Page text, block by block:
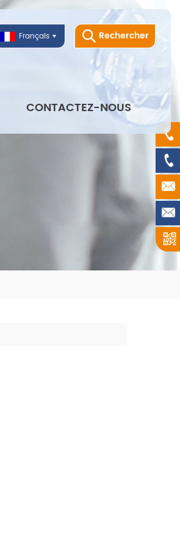
Rechercher
Français
CONTACTEZ-NOUS